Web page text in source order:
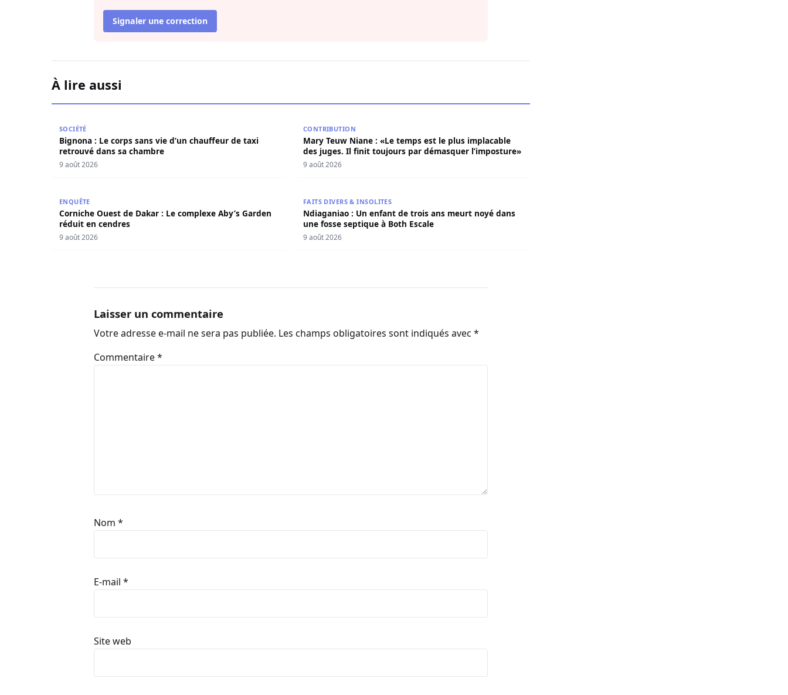
Signaler une correction
À lire aussi
SOCIÉTÉ
Bignona : Le corps sans vie d’un chauffeur de taxi
retrouvé dans sa chambre
9 août 2026
CONTRIBUTION
Mary Teuw Niane : «Le temps est le plus implacable
des juges. Il finit toujours par démasquer l’imposture»
9 août 2026
ENQUÊTE
Corniche Ouest de Dakar : Le complexe Aby’s Garden
réduit en cendres
9 août 2026
FAITS DIVERS & INSOLITES
Ndiaganiao : Un enfant de trois ans meurt noyé dans
une fosse septique à Both Escale
9 août 2026
Laisser un commentaire
Votre adresse e-mail ne sera pas publiée. Les champs obligatoires sont indiqués avec *
Commentaire*
Nom *
E-mail *
Site web